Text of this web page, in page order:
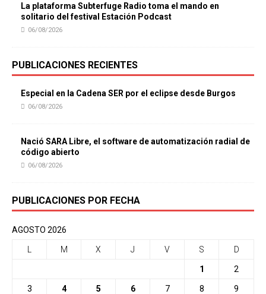
La plataforma Subterfuge Radio toma el mando en
solitario del festival Estación Podcast
06/08/2026
PUBLICACIONES RECIENTES
Especial en la Cadena SER por el eclipse desde Burgos
06/08/2026
Nació SARA Libre, el software de automatización radial de
código abierto
06/08/2026
PUBLICACIONES POR FECHA
AGOSTO 2026
M X J V S D
1 2
3 4 5 6 7 8 9